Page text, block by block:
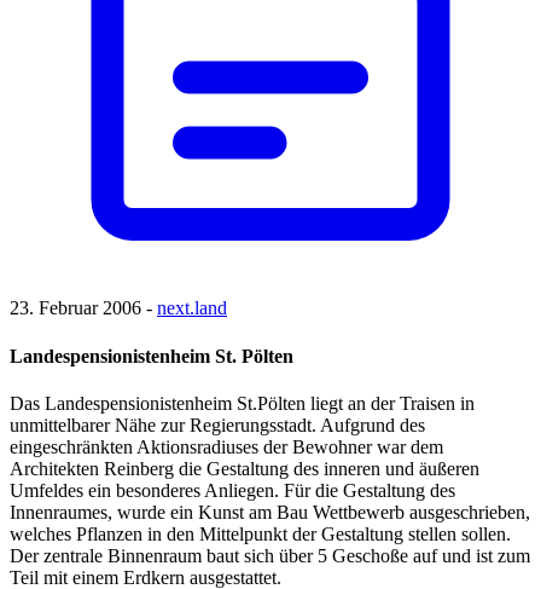
23. Februar 2006 - next.land
Landespensionistenheim St. Pölten
Das Landespensionistenheim St.Pölten liegt an der Traisen in
unmittelbarer Nähe zur Regierungsstadt. Aufgrund des
eingeschränkten Aktionsradiuses der Bewohner war dem
Architekten Reinberg die Gestaltung des inneren und äußeren
Umfeldes ein besonderes Anliegen. Für die Gestaltung des
Innenraumes, wurde ein Kunst am Bau Wettbewerb ausgeschrieben,
welches Pflanzen in den Mittelpunkt der Gestaltung stellen sollen.
Der zentrale Binnenraum baut sich über 5 Geschoße auf und ist zum
Teil mit einem Erdkern ausgestattet.